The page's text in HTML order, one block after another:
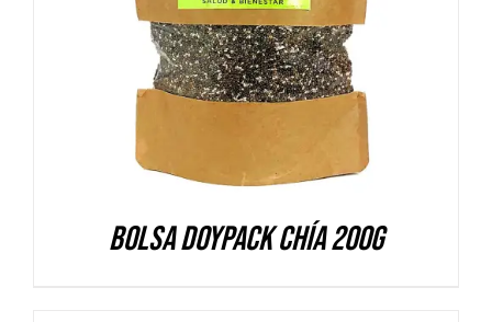
Bolsa Doypack Chía 200g